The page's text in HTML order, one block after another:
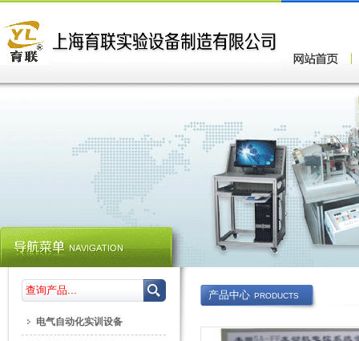
产品中心 PRODUCTS
电气自动化实训设备